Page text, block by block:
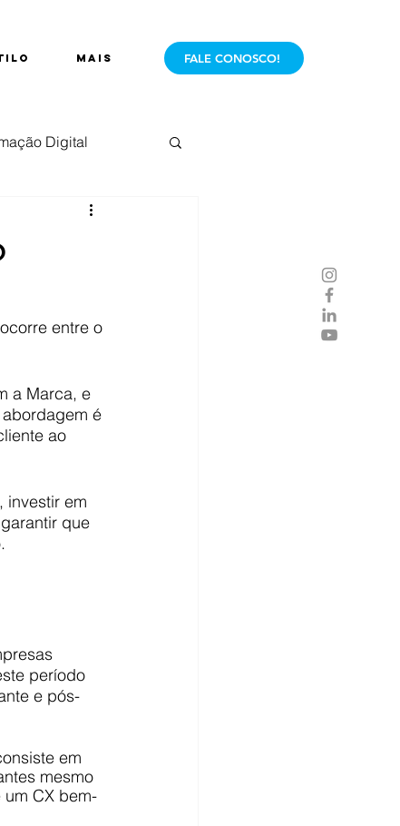
Mais FALE CONOSCO!
Digital
Live
entre o
a Marca, e
é
ao
investir em
que
período
e pós-
em
mesmo
CX bem-